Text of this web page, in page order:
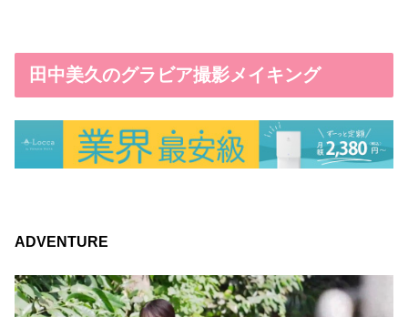
田中美久のグラビア撮影メイキング
ADVENTURE